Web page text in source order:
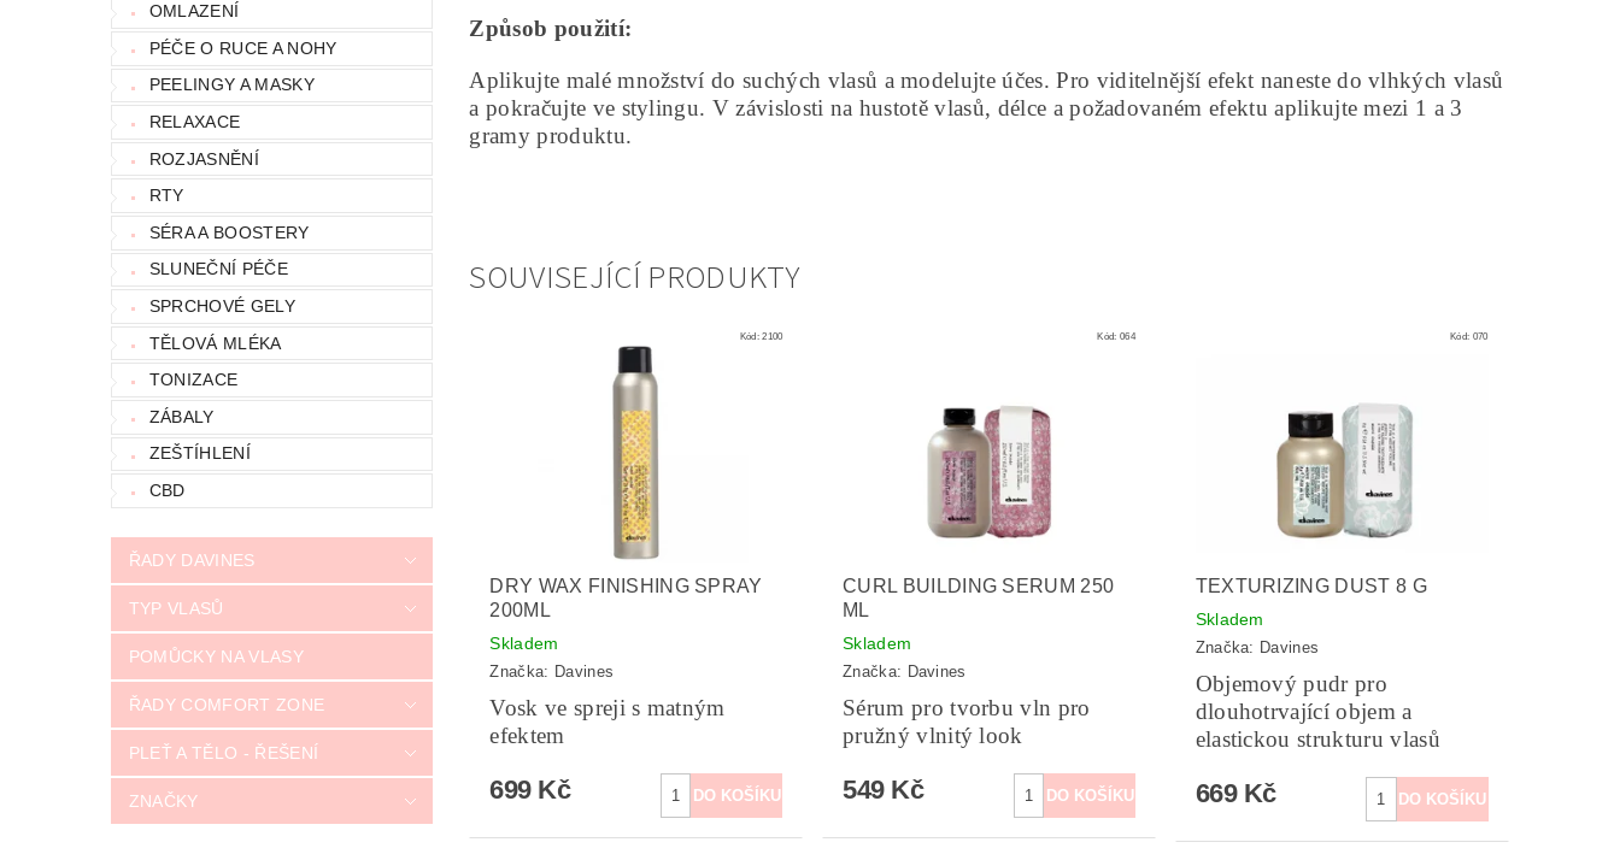
OMLAZENÍ
PÉČE O RUCE A NOHY
PEELINGY A MASKY
RELAXACE
ROZJASNĚNÍ
RTY
SÉRA A BOOSTERY
SLUNEČNÍ PÉČE
SPRCHOVÉ GELY
TĚLOVÁ MLÉKA
TONIZACE
ZÁBALY
ZEŠTÍHLENÍ
CBD
ŘADY DAVINES
TYP VLASŮ
POMŮCKY NA VLASY
ŘADY COMFORT ZONE
PLEŤ A TĚLO - ŘEŠENÍ
ZNAČKY
Způsob použití:
Aplikujte malé množství do suchých vlasů a modelujte účes. Pro viditelnější efekt naneste do vlhkých vlasů
a pokračujte ve stylingu. V závislosti na hustotě vlasů, délce a požadovaném efektu aplikujte mezi 1 a 3
gramy produktu.
SOUVISEJÍCÍ PRODUKTY
Kód:2100
DRY WAX FINISHING SPRAY
200ML
Skladem
Značka: Davines
Vosk ve spreji s matným
efektem
699 Kč
Kód:064
CURL BUILDING SERUM 250
ML
Skladem
Značka: Davines
Sérum pro tvorbu vln pro
pružný vlnitý look
549 Kč
Kód: 070
TEXTURIZING DUST 8 G
Skladem
Značka: Davines
Objemový pudr pro
dlouhotrvající objem a
elastickou strukturu vlasů
669 Kč